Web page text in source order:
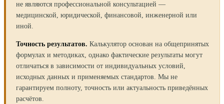
не являются профессиональной консультацией —
медицинской, юридической, финансовой, инженерной или
иной.
Точность результатов. Калькулятор основан на общепринятых
формулах и методиках, однако фактические результаты могут
отличаться в зависимости от индивидуальных условий,
исходных данных и применяемых стандартов. Мы не
гарантируем полноту, точность или актуальность приведённых
расчётов.